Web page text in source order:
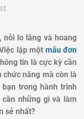
nỗi lo lắng và hoang
lập một mẫu đơn
tin là cực kỳ cần
năng mà còn là
trong hành trình
những gì và làm
sẻ nhất?